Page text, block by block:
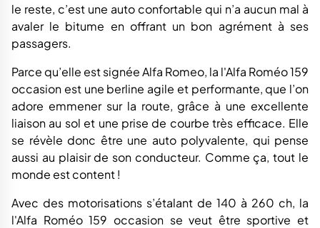
le reste, c’est une auto confortable qui n’a aucun mal à
avaler le bitume en offrant un bon agrément à ses
passagers.
Parce qu’elle est signée Alfa Romeo, la l'Alfa Roméo 159
occasion est une berline agile et performante, que l’on
adore emmener sur la route, grâce à une excellente
liaison au sol et une prise de courbe très efficace. Elle
se révèle donc être une auto polyvalente, qui pense
aussi au plaisir de son conducteur. Comme ça, tout le
monde est content !
Avec des motorisations s’étalant de 140 à 260 ch, la
l'Alfa Roméo 159 occasion se veut être sportive et